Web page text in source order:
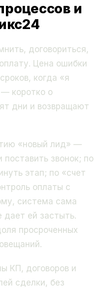
и
договориться,
Цена ошибки
когда «я
коротко о
дни и возвращают
«новый лид» —
поставить звонок; по
этап; по «счет
оплаты с
система сама
дает ей застыть.
просроченных
КП, договоров и
сделки, без